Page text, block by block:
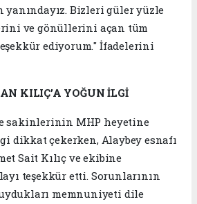
yanındayız. Bizleri güler yüzle
ve gönüllerini açan tüm
ediyorum." İfadelerini
KILIÇ’A YOĞUN İLGİ
sakinlerinin MHP heyetine
dikkat çekerken, Alaybey esnafı
Sait Kılıç ve ekibine
teşekkür etti. Sorunlarının
memnuniyeti dile